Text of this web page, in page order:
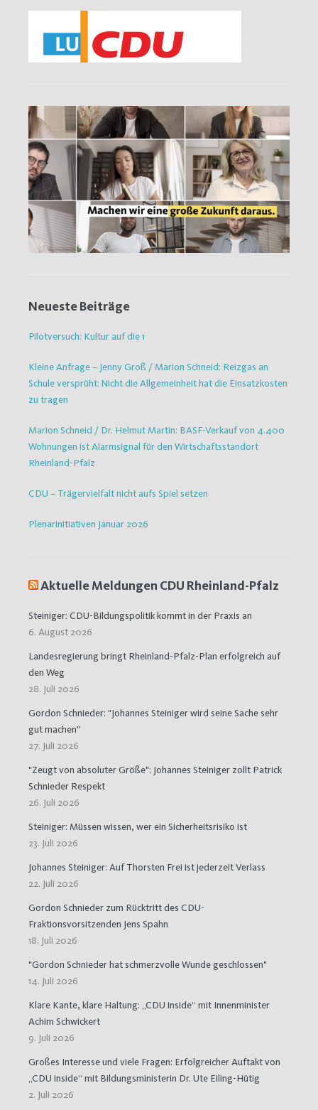
Neueste Beiträge
Pilotversuch: Kultur auf die 1
Kleine Anfrage – Jenny Groß / Marion Schneid: Reizgas an
Schule versprüht: Nicht die Allgemeinheit hat die Einsatzkosten
zu tragen
Marion Schneid / Dr. Helmut Martin: BASF-Verkauf von 4.400
Wohnungen ist Alarmsignal für den Wirtschaftsstandort
Rheinland-Pfalz
CDU – Trägervielfalt nicht aufs Spiel setzen
Plenarinitiativen Januar 2026
Aktuelle Meldungen CDU Rheinland-Pfalz
Steiniger: CDU-Bildungspolitik kommt in der Praxis an
6. August 2026
Landesregierung bringt Rheinland-Pfalz-Plan erfolgreich auf
den Weg
28. Juli 2026
Gordon Schnieder: "Johannes Steiniger wird seine Sache sehr
gut machen"
27. Juli 2026
"Zeugt von absoluter Größe": Johannes Steiniger zollt Patrick
Schnieder Respekt
26. Juli 2026
Steiniger: Müssen wissen, wer ein Sicherheitsrisiko ist
23. Juli 2026
Johannes Steiniger: Auf Thorsten Frei ist jederzeit Verlass
22. Juli 2026
Gordon Schnieder zum Rücktritt des CDU-
Fraktionsvorsitzenden Jens Spahn
18. Juli 2026
"Gordon Schnieder hat schmerzvolle Wunde geschlossen"
14. Juli 2026
Klare Kante, klare Haltung: „CDU inside“ mit Innenminister
Achim Schwickert
9. Juli 2026
Großes Interesse und viele Fragen: Erfolgreicher Auftakt von
„CDU inside“ mit Bildungsministerin Dr. Ute Eiling-Hütig
2. Juli 2026